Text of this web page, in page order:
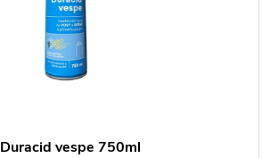
Duracid vespe 750ml